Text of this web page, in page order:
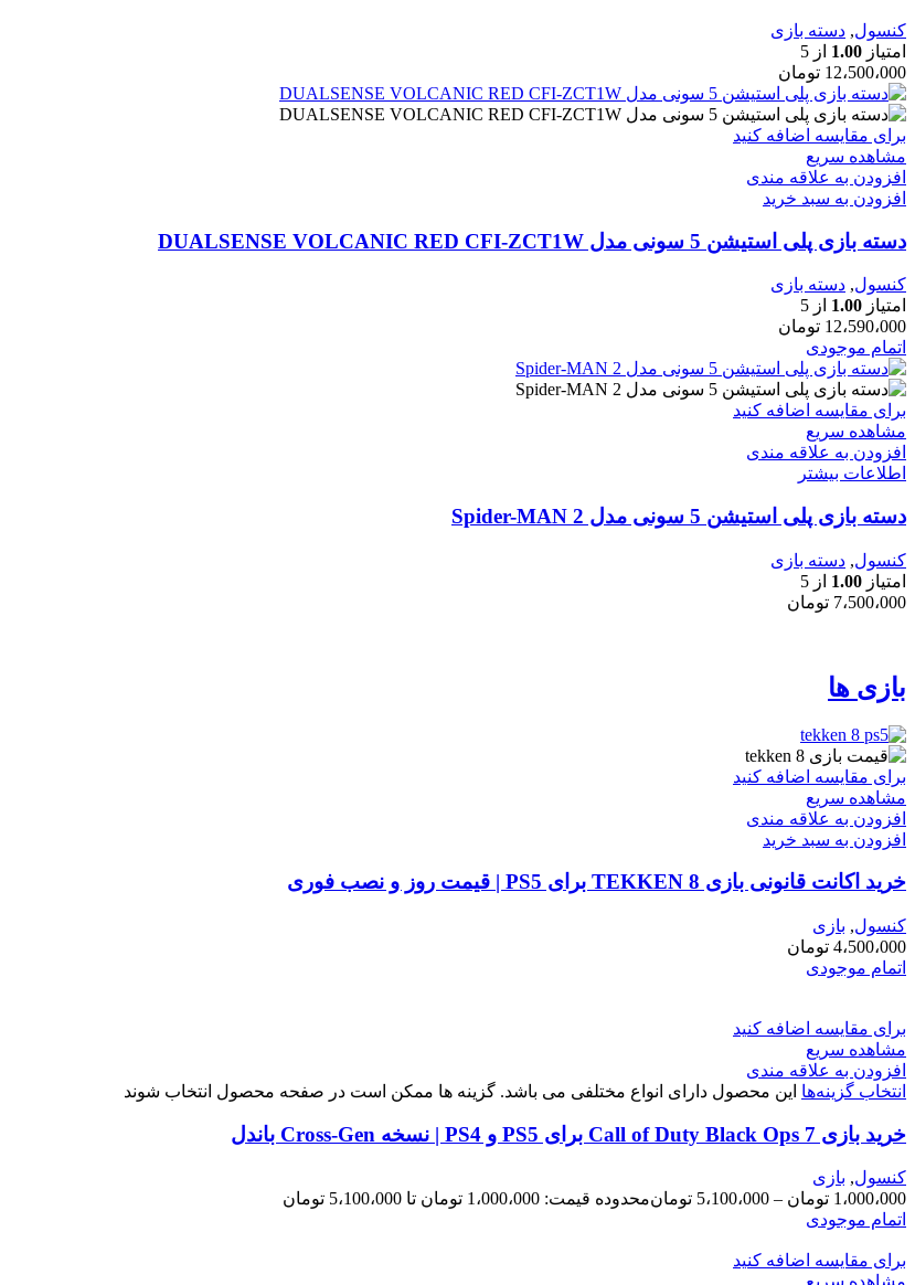
کنسول, دسته بازی
امتیاز 1.00 از 5
12،500،000 تومان
برای مقایسه اضافه کنید
مشاهده سریع
افزودن به علاقه مندی
افزودن به سبد خرید
دسته بازی پلی استیشن 5 سونی مدل DUALSENSE VOLCANIC RED CFI-ZCT1W
کنسول, دسته بازی
امتیاز 1.00 از 5
12،590،000 تومان
اتمام موجودی
برای مقایسه اضافه کنید
مشاهده سریع
افزودن به علاقه مندی
اطلاعات بیشتر
دسته بازی پلی استیشن 5 سونی مدل Spider-MAN 2
کنسول, دسته بازی
امتیاز 1.00 از 5
7،500،000 تومان
بازی ها
برای مقایسه اضافه کنید
مشاهده سریع
افزودن به علاقه مندی
افزودن به سبد خرید
خرید اکانت قانونی بازی TEKKEN 8 برای PS5 | قیمت روز و نصب فوری
کنسول, بازی
4،500،000 تومان
اتمام موجودی
برای مقایسه اضافه کنید
مشاهده سریع
افزودن به علاقه مندی
انتخاب گزینه‌ها این محصول دارای انواع مختلفی می باشد. گزینه ها ممکن است در صفحه محصول انتخاب شوند
خرید بازی Call of Duty Black Ops 7 برای PS5 و PS4 | نسخه Cross-Gen باندل
کنسول, بازی
1،000،000 تومان – 5،100،000 تومانمحدوده قیمت: 1،000،000 تومان تا 5،100،000 تومان
اتمام موجودی
برای مقایسه اضافه کنید